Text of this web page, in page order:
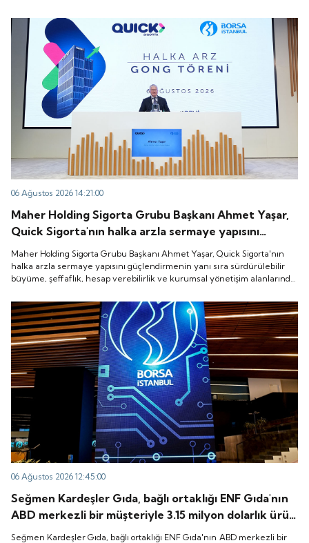
06 Ağustos 2026 14:21:00
Maher Holding Sigorta Grubu Başkanı Ahmet Yaşar,
Quick Sigorta'nın halka arzla sermaye yapısını
güçlendirmenin yanı sıra sürdürülebilir büyüme,
şeffaflık, hesap verebilirlik ve kurumsal yönetişim
alanlarında yeni bir döneme girdiğini belirtti.
Maher Holding Sigorta Grubu Başkanı Ahmet Yaşar, Quick Sigorta'nın
halka arzla sermaye yapısını güçlendirmenin yanı sıra sürdürülebilir
büyüme, şeffaflık, hesap verebilirlik ve kurumsal yönetişim alanlarında
06 Ağustos 2026 12:45:00
Seğmen Kardeşler Gıda, bağlı ortaklığı ENF Gıda'nın
ABD merkezli bir müşteriyle 3.15 milyon dolarlık ürün
satış sözleşmesi imzaladığını duyurdu.
Seğmen Kardeşler Gıda, bağlı ortaklığı ENF Gıda'nın ABD merkezli bir